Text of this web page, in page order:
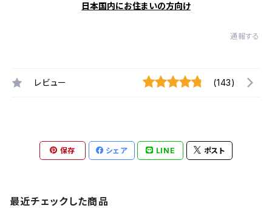
日本国内にお住まいの方向け
通報する
レビュー (143)
保存 シェア LINE ポスト
最近チェックした商品